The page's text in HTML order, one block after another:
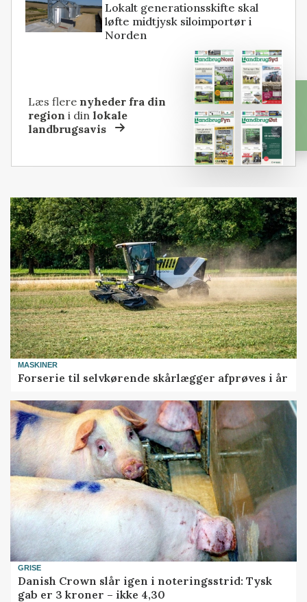
Lokalt generationsskifte skal
løfte midtjysk siloimportør i
Norden
Læs flere nyheder fra din
region i dinlokale
landbrugsavis
MASKINER
Forserie til selvkørende skårlægger afprøves i år
GRISE
Danish Crown slår igen i noteringsstrid: Tysk
gab er 3 kroner – ikke 4,30